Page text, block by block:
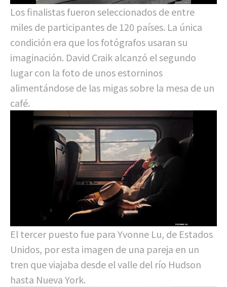
Los finalistas fueron seleccionados de entre
miles de participantes de 120 países. La única
condición era que los fotógrafos usaran su
imaginación. David Craik alcanzó el segundo
lugar con la foto de unos estorninos
alimentándose de las migas sobre la mesa de un
café.
El tercer puesto fue para Yvonne Lu, de Estados
Unidos, por esta imagen de una pareja en un
tren que viajaba desde el valle del río Hudson
hasta Nueva York.